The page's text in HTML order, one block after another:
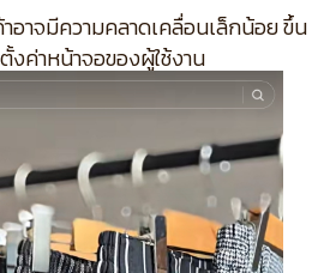
าจมีความคลาดเคลื่อนเล็กน้อย ขึ้น
งค่าหน้าจอของผู้ใช้งาน